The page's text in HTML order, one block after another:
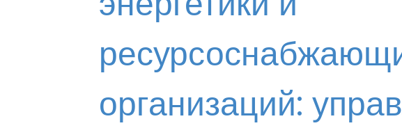
организаций: